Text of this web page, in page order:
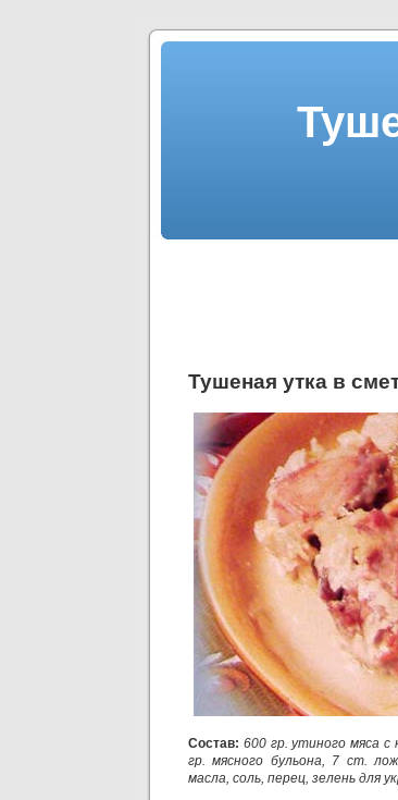
Тушеная утка в
Состав: 600 гр. утиного мяса с
гр. мясного бульона, 7 ст.
масла, соль, перец, зелень для